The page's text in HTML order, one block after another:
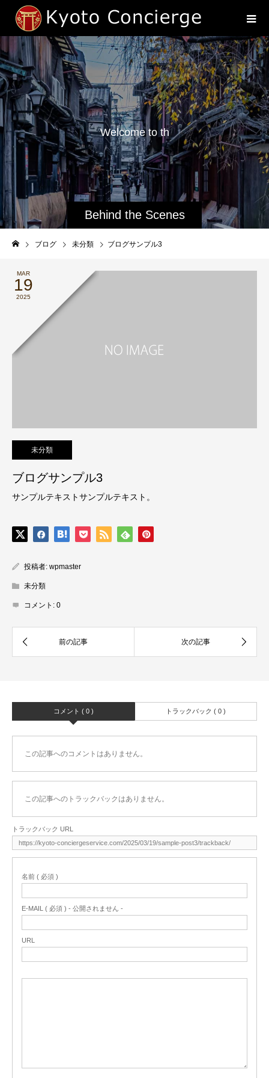
Behind the Scenes
of Real Kyoto
Welcome to t he
ブログ 未分類 ブログサンプル3
MAR
19
2025
未分類
ブログサンプル3
サンプルテキストサンプルテキスト。
投稿者: wpmaster
未分類
コメント: 0
コメント ( 0 ) トラックバック ( 0 )
この記事へのコメントはありません。
この記事へのトラックバックはありません。
トラックバック URL
名前 ( 必須 )
E-MAIL ( 必須 ) - 公開されません -
URL